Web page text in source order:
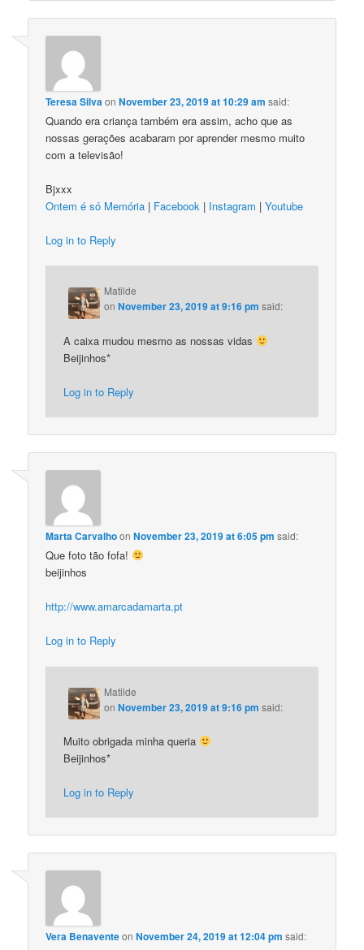
Teresa SilvaonNovember 23, 2019 at 10:29 am said:
Quando era criança também era assim, acho que as
nossas gerações acabaram por aprender mesmo muito
com a televisão!
Bjxxx
Ontem é só Memória | Facebook | Instagram |Youtube
Log in to Reply
Matilde
onNovember 23, 2019 at 9:16 pm said:
A caixa mudou mesmo as nossas vidas
Beijinhos*
Log in to Reply
Marta CarvalhoonNovember 23, 2019 at 6:05 pm said:
Que foto tão fofa!
beijinhos
http://www.amarcadamarta.pt
Log in to Reply
Matilde
onNovember 23, 2019 at 9:16 pm said:
Muito obrigada minha queria
Beijinhos*
Log in to Reply
Vera BenaventeonNovember 24, 2019 at 12:04 pm said: